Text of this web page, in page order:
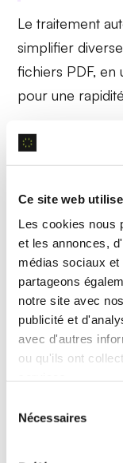
Ce site web
Les cookies nous
et les annonces,
médias sociaux
partageons
notre site avec
publicité et
avec d'autres
ou qu'ils ont
Nécessaires
Le traitement
simplifier
fichiers PDF, en
pour une
Exemple
économisant
erreurs
Grâce à des
offre la